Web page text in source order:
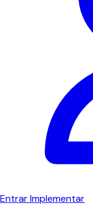
EntrarImplementar